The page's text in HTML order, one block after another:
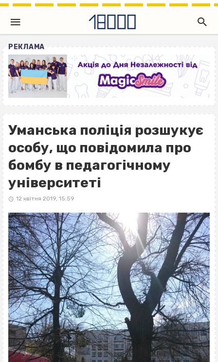
РЕКЛАМА
Уманська поліція розшукує
особу, що повідомила про
бомбу в педагогічному
університеті
12 квітня 2019, 15:59